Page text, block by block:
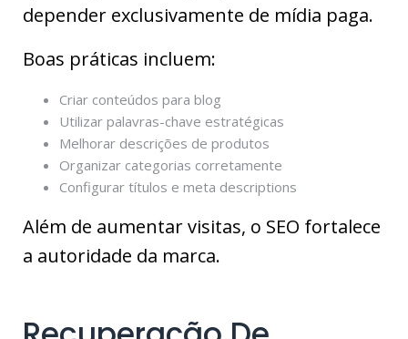
depender exclusivamente de mídia paga.
Boas práticas incluem:
Criar conteúdos para blog
Utilizar palavras-chave estratégicas
Melhorar descrições de produtos
Organizar categorias corretamente
Configurar títulos e meta descriptions
Além de aumentar visitas, o SEO fortalece
a autoridade da marca.